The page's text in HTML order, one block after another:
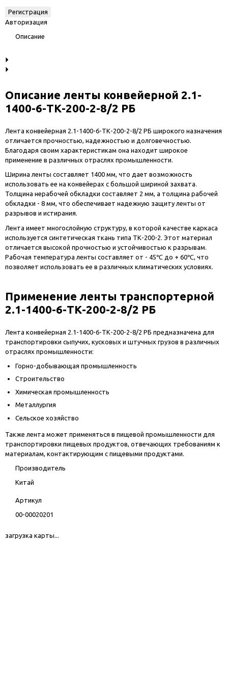
Авторизация
Описание
Описание ленты конвейерной 2.1-
1400-6-ТК-200-2-8/2 РБ
Лента конвейерная 2.1-1400-6-ТК-200-2-8/2 РБ широкого назначения
отличается прочностью, надежностью и долговечностью.
Благодаря своим характеристикам она находит широкое
применение в различных отраслях промышленности.
Ширина ленты составляет 1400 мм, что дает возможность
использовать ее на конвейерах с большой шириной захвата.
Толщина нерабочей обкладки составляет 2 мм, а толщина рабочей
обкладки - 8 мм, что обеспечивает надежную защиту ленты от
разрывов и истирания.
Лента имеет многослойную структуру, в которой качестве каркаса
используется синтетическая ткань типа ТК-200-2. Этот материал
отличается высокой прочностью и устойчивостью к разрывам.
Рабочая температура ленты составляет от - 45℃ до + 60℃, что
позволяет использовать ее в различных климатических условиях.
Применение ленты транспортерной
2.1-1400-6-ТК-200-2-8/2 РБ
Лента конвейерная 2.1-1400-6-ТК-200-2-8/2 РБ предназначена для
транспортировки сыпучих, кусковых и штучных грузов в различных
отраслях промышленности:
Горно-добывающая промышленность
Строительство
Химическая промышленность
Металлургия
Сельское хозяйство
Также лента может применяться в пищевой промышленности для
транспортировки пищевых продуктов, отвечающих требованиям к
материалам, контактирующим с пищевыми продуктами.
Производитель
Китай
Артикул
00-00020201
загрузка карты...